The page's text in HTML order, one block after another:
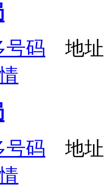
号码 地址
号码 地址